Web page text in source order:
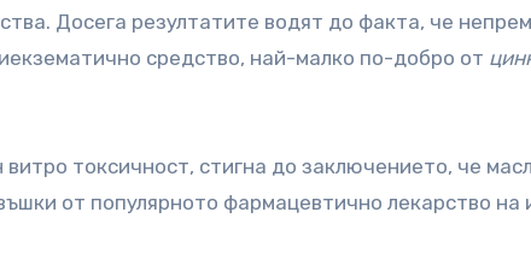
Досега резултатите водят до факта, че
средство, най-малко по-добро от
токсичност, стигна до заключението, че
от популярното фармацевтично лекарство на